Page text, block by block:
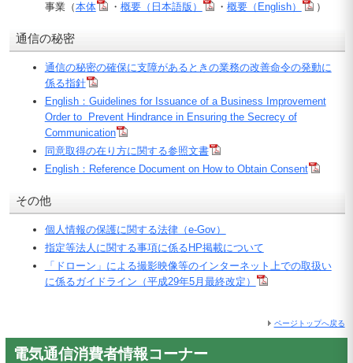
事業（本体 ・ 概要（日本語版） ・ 概要（English） ）
通信の秘密
通信の秘密の確保に支障があるときの業務の改善命令の発動に
係る指針
English： Guidelines for Issuance of a Business Improvement
Order to Prevent Hindrance in Ensuring the Secrecy of
Communication
同意取得の在り方に関する参照文書
English：Reference Document on How to Obtain Consent
その他
個人情報の保護に関する法律（e-Gov）
指定等法人に関する事項に係るHP掲載について
「ドローン」による撮影映像等のインターネット上での取扱い
に係るガイドライン（平成29年5月最終改定）
ページトップへ戻る
電気通信消費者情報コーナー